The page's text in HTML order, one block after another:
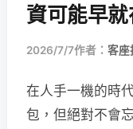
資可能早就
2026/7/7作者： 客座
在人手一機的時
包，但絕對不會